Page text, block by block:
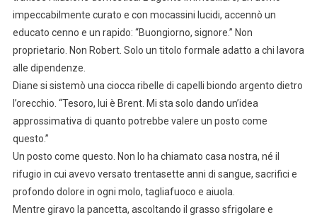
impeccabilmente curato e con mocassini lucidi, accennò un
educato cenno e un rapido: “Buongiorno, signore.” Non
proprietario. Non Robert. Solo un titolo formale adatto a chi lavora
alle dipendenze.
Diane si sistemò una ciocca ribelle di capelli biondo argento dietro
l’orecchio. “Tesoro, lui è Brent. Mi sta solo dando un’idea
approssimativa di quanto potrebbe valere un posto come
questo.”
Un posto come questo. Non lo ha chiamato casa nostra, né il
rifugio in cui avevo versato trentasette anni di sangue, sacrifici e
profondo dolore in ogni molo, tagliafuoco e aiuola.
Mentre giravo la pancetta, ascoltando il grasso sfrigolare e